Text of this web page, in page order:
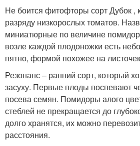
Не боится фитофторы сорт Дубок ,
разряду низкорослых томатов.
миниатюрные по величине
возле каждой плодоножки есть
пятно, формой похожее на
Резонанс – ранний сорт, который
засуху. Первые плоды поспевают
посева семян. Помидоры алого
стеблей не прекращается до
долго хранятся, их можно
расстояния.